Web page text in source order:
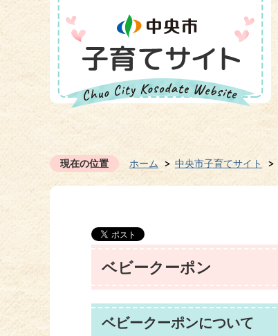
現在の位置 ホーム 中央市子育てサイト
ベビークーポン
ベビークーポンについて